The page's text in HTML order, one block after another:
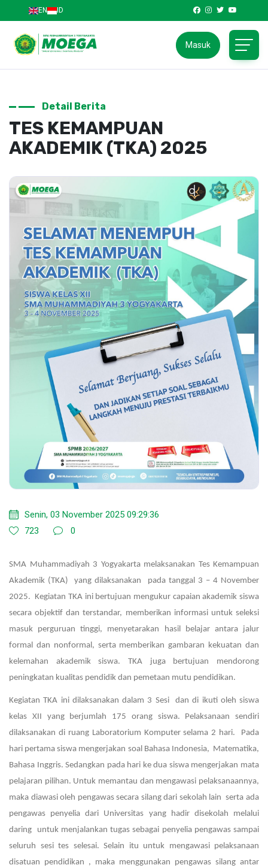
EN ID
Masuk
Detail Berita
TES KEMAMPUAN
AKADEMIK (TKA) 2025
Senin, 03 November 2025 09:29:36
723
0
SMA Muhammadiyah 3 Yogyakarta melaksanakan Tes Kemampuan
Akademik (TKA) yang dilaksanakan pada tanggal 3 – 4 November
2025. Kegiatan TKA ini bertujuan mengukur capaian akademik siswa
secara objektif dan terstandar, memberikan informasi untuk seleksi
masuk perguruan tinggi, menyetarakan hasil belajar antara jalur
formal dan nonformal, serta memberikan gambaran kekuatan dan
kelemahan akademik siswa. TKA juga bertujuan mendorong
peningkatan kualitas pendidik dan pemetaan mutu pendidikan.
Kegiatan TKA ini dilaksanakan dalam 3 Sesi dan di ikuti oleh siswa
kelas XII yang berjumlah 175 orang siswa. Pelaksanaan sendiri
dilaksanakan di ruang Laboratorium Komputer selama 2 hari. Pada
hari pertama siswa mengerjakan soal Bahasa Indonesia, Matematika,
Bahasa Inggris. Sedangkan pada hari ke dua siswa mengerjakan mata
pelajaran pilihan. Untuk memantau dan mengawasi pelaksanaannya,
maka diawasi oleh pengawas secara silang dari sekolah lain serta ada
pengawas penyelia dari Universitas yang hadir disekolah melalui
daring untuk menjalankan tugas sebagai penyelia pengawas sampai
seluruh sesi tes selesai. Selain itu untuk mengawasi pelaksanaan
disatuan pendidikan , maka menggunakan pengawas silang antar